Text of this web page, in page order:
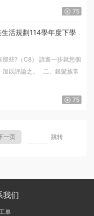
75
活規劃114學年度下學
些?（C8） 請進一步就您個
加以評論之。 二、銀髮族常
75
一页 跳转
我们
单